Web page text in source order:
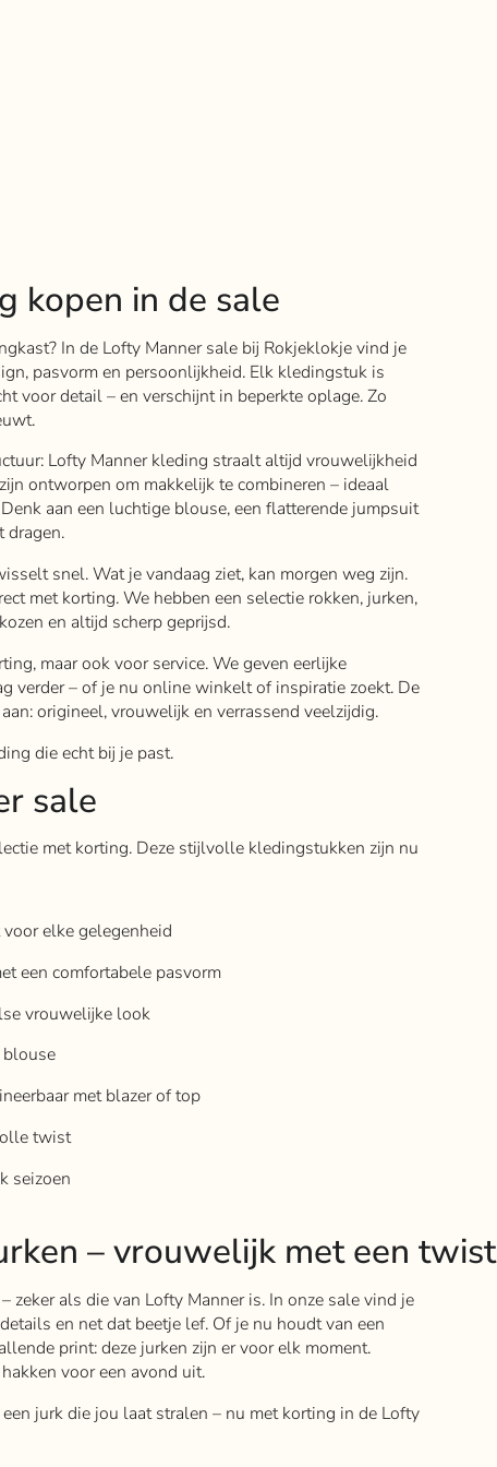
kopen in de sale
In de Lofty Manner sale bij Rokjeklokje vind je
pasvorm en persoonlijkheid. Elk kledingstuk is
voor detail – en verschijnt in beperkte oplage. Zo
Lofty Manner kleding straalt altijd vrouwelijkheid
ontworpen om makkelijk te combineren – ideaal
aan een luchtige blouse, een flatterende jumpsuit
dragen.
snel. Wat je vandaag ziet, kan morgen weg zijn.
met korting. We hebben een selectie rokken, jurken,
en altijd scherp geprijsd.
maar ook voor service. We geven eerlijke
verder – of je nu online winkelt of inspiratie zoekt. De
origineel, vrouwelijk en verrassend veelzijdig.
die echt bij je past.
sale
met korting. Deze stijlvolle kledingstukken zijn nu
elke gelegenheid
een comfortabele pasvorm
vrouwelijke look
met blazer of top
twist
seizoen
– vrouwelijk met een twist
als die van Lofty Manner is. In onze sale vind je
en net dat beetje lef. Of je nu houdt van een
print: deze jurken zijn er voor elk moment.
voor een avond uit.
jurk die jou laat stralen – nu met korting in de Lofty